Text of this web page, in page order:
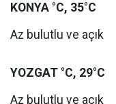
KONYA °C, 35°C
Az bulutlu ve açık
YOZGAT °C, 29°C
Az bulutlu ve açık